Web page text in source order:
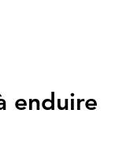
enduire